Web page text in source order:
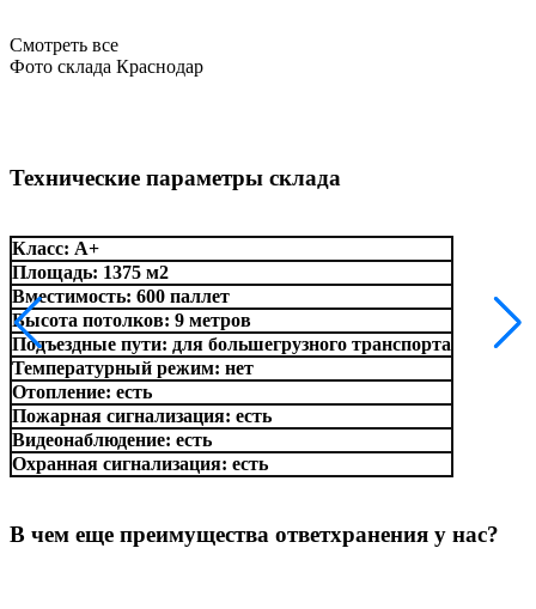
Смотреть все
Фото склада Краснодар
Технические параметры склада
Класс: А+
Площадь: 1375 м2
Вместимость: 600 паллет
Высота потолков: 9 метров
Подъездные пути: для большегрузного транспорта
Температурный режим: нет
Отопление: есть
Пожарная сигнализация: есть
Видеонаблюдение: есть
Охранная сигнализация: есть
В чем еще преимущества ответхранения у нас?